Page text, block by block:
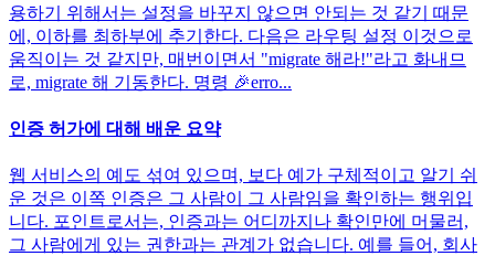
용하기 위해서는 설정을 바꾸지 않으면 안되는 것 같기 때문
에, 이하를 최하부에 추기한다. 다음은 라우팅 설정 이것으로
움직이는 것 같지만, 매번이면서 "migrate 해라!"라고 화내므
로, migrate 해 기동한다. 명령 🎉erro...
인증 허가에 대해 배운 요약
웹 서비스의 예도 섞여 있으며, 보다 예가 구체적이고 알기 쉬
운 것은 이쪽 인증은 그 사람이 그 사람임을 확인하는 행위입
니다. 포인트로서는, 인증과는 어디까지나 확인만에 머물러,
그 사람에게 있는 권한과는 관계가 없습니다. 예를 들어, 회사